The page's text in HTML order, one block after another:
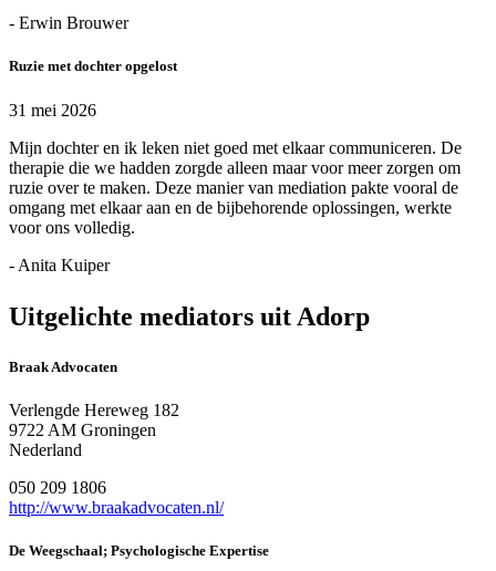
- Erwin Brouwer
Ruzie met dochter opgelost
31 mei 2026
Mijn dochter en ik leken niet goed met elkaar communiceren. De
therapie die we hadden zorgde alleen maar voor meer zorgen om
ruzie over te maken. Deze manier van mediation pakte vooral de
omgang met elkaar aan en de bijbehorende oplossingen, werkte
voor ons volledig.
- Anita Kuiper
Uitgelichte mediators uit Adorp
Braak Advocaten
Verlengde Hereweg 182
9722 AM Groningen
Nederland
050 209 1806
http://www.braakadvocaten.nl/
De Weegschaal; Psychologische Expertise